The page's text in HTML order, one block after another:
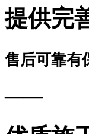
提供完
售后可靠有
——